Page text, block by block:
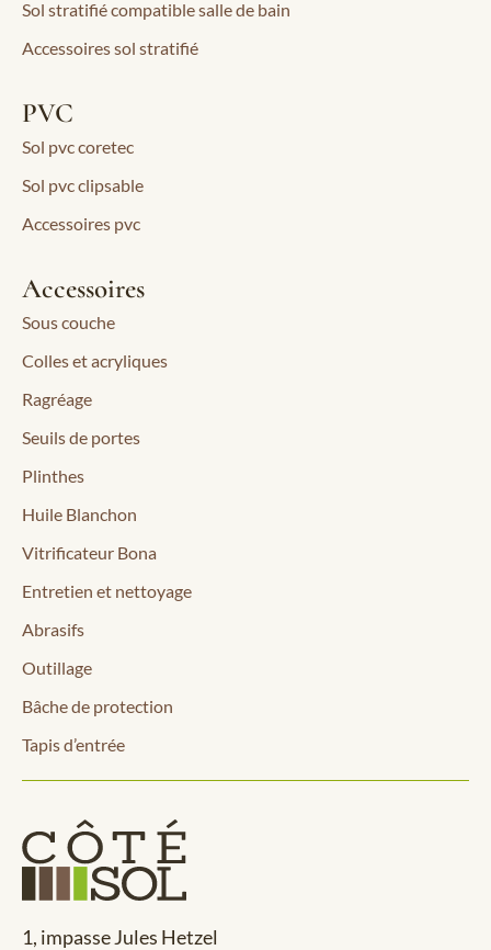
Sol stratifié compatible salle de bain
Accessoires sol stratifié
PVC
Sol pvc coretec
Sol pvc clipsable
Accessoires pvc
Accessoires
Sous couche
Colles et acryliques
Ragréage
Seuils de portes
Plinthes
Huile Blanchon
Vitrificateur Bona
Entretien et nettoyage
Abrasifs
Outillage
Bâche de protection
Tapis d’entrée
1, impasse Jules Hetzel